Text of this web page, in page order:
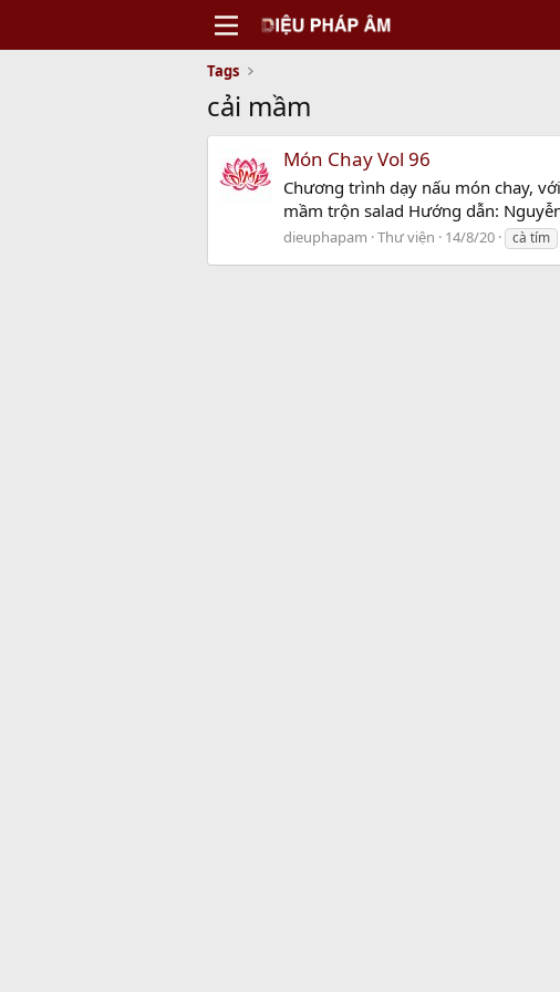
Tags
cải mầm
Món Chay Vol 96
Chương trình dạy nấu món chay,
mầm trộn salad Hướng dẫn:
dieuphapam Thư viện 14/8/20 cà tím